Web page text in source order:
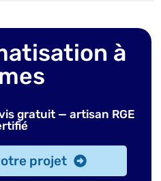
à
gratuit — artisan RGE
projet